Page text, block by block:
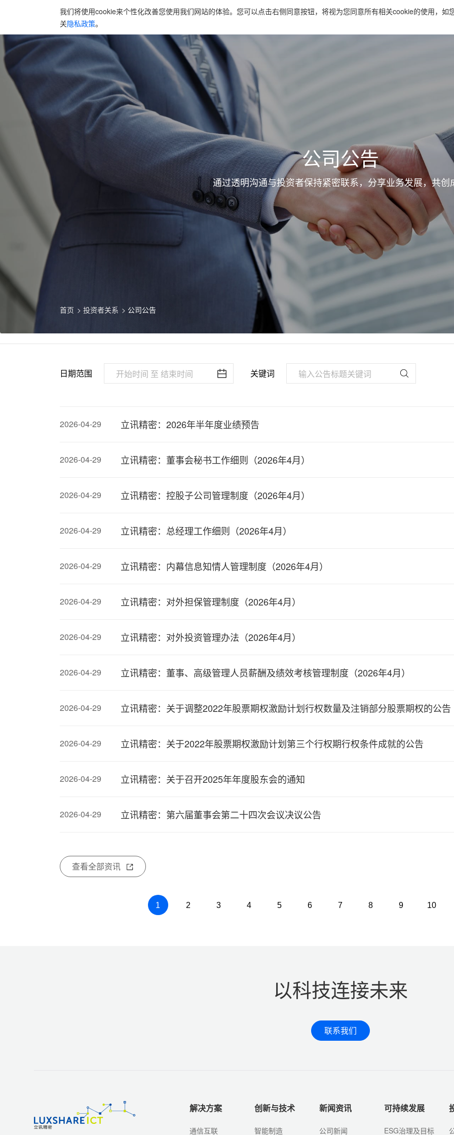
我们将使用cookie来个性化改善您使用我们网站的体验。您可以点击右侧同意按钮，将视为您同意所有相关cookie的使用，如
关隐私政策。 首页 解决方案 创新与技术 新闻资讯 可持续发展 投资者关
公司公告
通过透明沟通与投资者保持紧密联系，分享业务发展，共创
首页 投资者关系 公司公告
日期范围 关键词
2026-04-29 立讯精密：2026年半年度业绩预告
2026-04-29 立讯精密：董事会秘书工作细则（2026年4月）
2026-04-29 立讯精密：控股子公司管理制度（2026年4月）
2026-04-29 立讯精密：总经理工作细则（2026年4月）
2026-04-29 立讯精密：内幕信息知情人管理制度（2026年4月）
2026-04-29 立讯精密：对外担保管理制度（2026年4月）
2026-04-29 立讯精密：对外投资管理办法（2026年4月）
2026-04-29 立讯精密：董事、高级管理人员薪酬及绩效考核管理制度（2026年4月）
2026-04-29 立讯精密：关于调整2022年股票期权激励计划行权数量及注销部分股票期权的公告
2026-04-29 立讯精密：关于2022年股票期权激励计划第三个行权期行权条件成就的公告
2026-04-29 立讯精密：关于召开2025年年度股东会的通知
2026-04-29 立讯精密：第六届董事会第二十四次会议决议公告
查看全部资讯
1 2 3 4 5 6 7 8 9 10
以科技连接未来
联系我们
解决方案
通信互联
创新与技术
智能制造
新闻资讯
公司新闻
可持续发展
ESG治理及目标